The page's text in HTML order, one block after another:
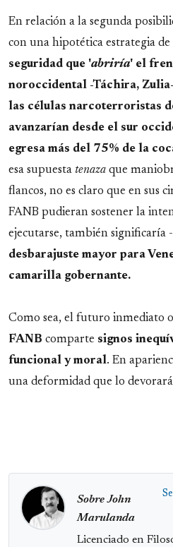
En relación a la segunda
con una hipotética estrategia
seguridad que 'abriría' el
noroccidental -Táchira,
las células narcoterroristas
avanzarían desde el sur
egresa más del 75% de la
esa supuesta tenaza que
flancos, no es claro que en sus
FANB pudieran sostener la
ejecutarse, también significaría
desbarajuste mayor para
camarilla gobernante.
Como sea, el futuro inmediato
FANB comparte signos
funcional y moral. En
una deformidad que lo
Sobre John
Marulanda
Licenciado en